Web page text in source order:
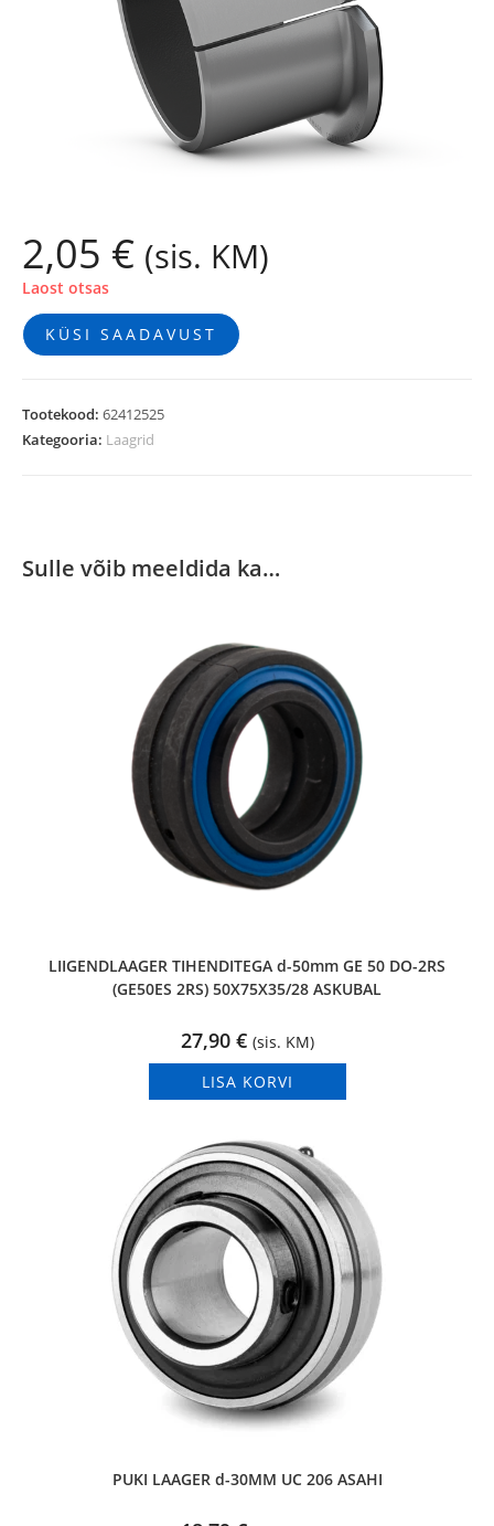
2,05 € (sis. KM)
Laost otsas
KÜSI SAADAVUST
Tootekood: 62412525
Kategooria: Laagrid
Sulle võib meeldida ka…
LIIGENDLAAGER TIHENDITEGA d-50mm GE 50 DO-2RS
(GE50ES 2RS) 50X75X35/28 ASKUBAL
27,90 € (sis. KM)
LISA KORVI
PUKI LAAGER d-30MM UC 206 ASAHI